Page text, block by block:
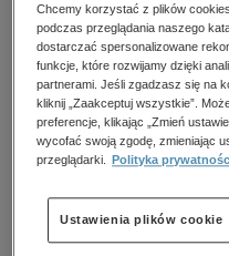
Kategorie
Zobacz wszystkie E-prasa
budownictwo,
biznesowe,
dzienniki
edukacja
Strona główna Robert
Robert Grabka
Sortowanie
Chcemy korzystać z plików
podczas przeglądania naszego
dostarczać spersonalizowane
funkcje, które rozwijamy dzięki
partnerami. Jeśli zgadzasz się na
kliknij „Zaakceptuj wszystkie”.
preferencje, klikając „Zmień
wycofać swoją zgodę, zmieniając
przeglądarki.
Polityka
Ustawienia plików cookie